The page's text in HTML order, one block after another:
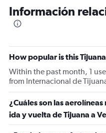
Información
How popular is this
Within the past month, 1
from Internacional de
¿Cuáles son las
ida y vuelta de Tijuana a